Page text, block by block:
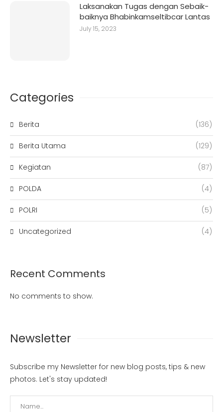
Laksanakan Tugas dengan Sebaik-
baiknya Bhabinkamseltibcar Lantas
July 15, 2023
Categories
Berita (136)
Berita Utama (129)
Kegiatan (87)
POLDA (4)
POLRI (5)
Uncategorized (4)
Recent Comments
No comments to show.
Newsletter
Subscribe my Newsletter for new blog posts, tips & new
photos. Let's stay updated!